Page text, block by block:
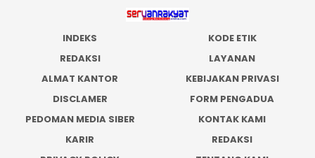
INDEKS
KODE ETIK
REDAKSI
LAYANAN
ALMAT KANTOR
KEBIJAKAN PRIVASI
DISCLAMER
FORM PENGADUA
PEDOMAN MEDIA SIBER
KONTAK KAMI
KARIR
REDAKSI